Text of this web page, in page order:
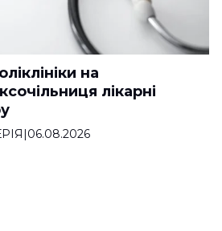
на
лікарні
|06.08.2026